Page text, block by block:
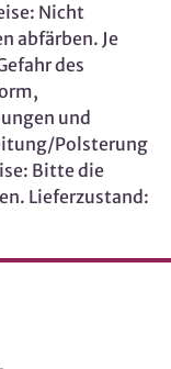
Nicht
abfärben. Je
des
und
Polsterung
Bitte die
Lieferzustand: